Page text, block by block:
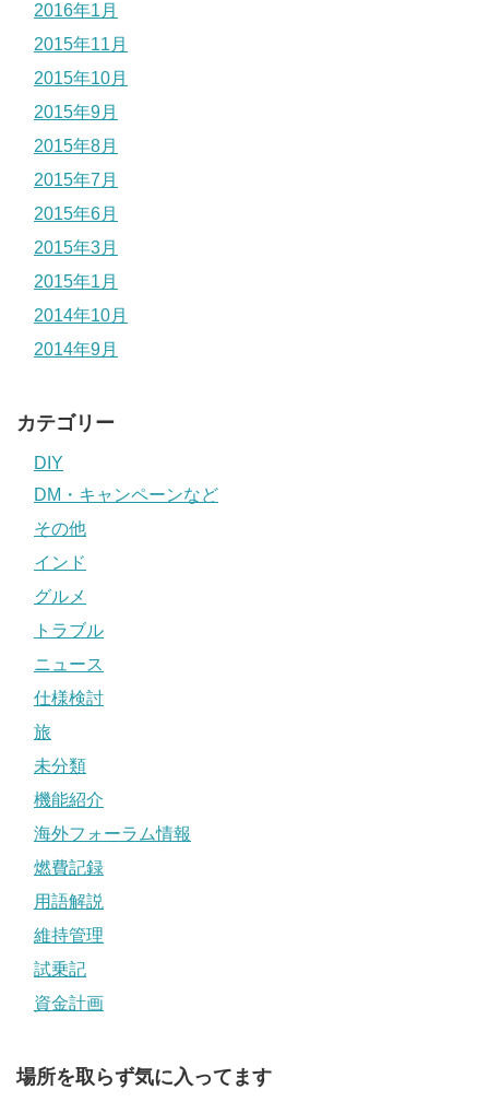
2016年1月
2015年11月
2015年10月
2015年9月
2015年8月
2015年7月
2015年6月
2015年3月
2015年1月
2014年10月
2014年9月
カテゴリー
DIY
DM・キャンペーンなど
その他
インド
グルメ
トラブル
ニュース
仕様検討
旅
未分類
機能紹介
海外フォーラム情報
燃費記録
用語解説
維持管理
試乗記
資金計画
場所を取らず気に入ってます